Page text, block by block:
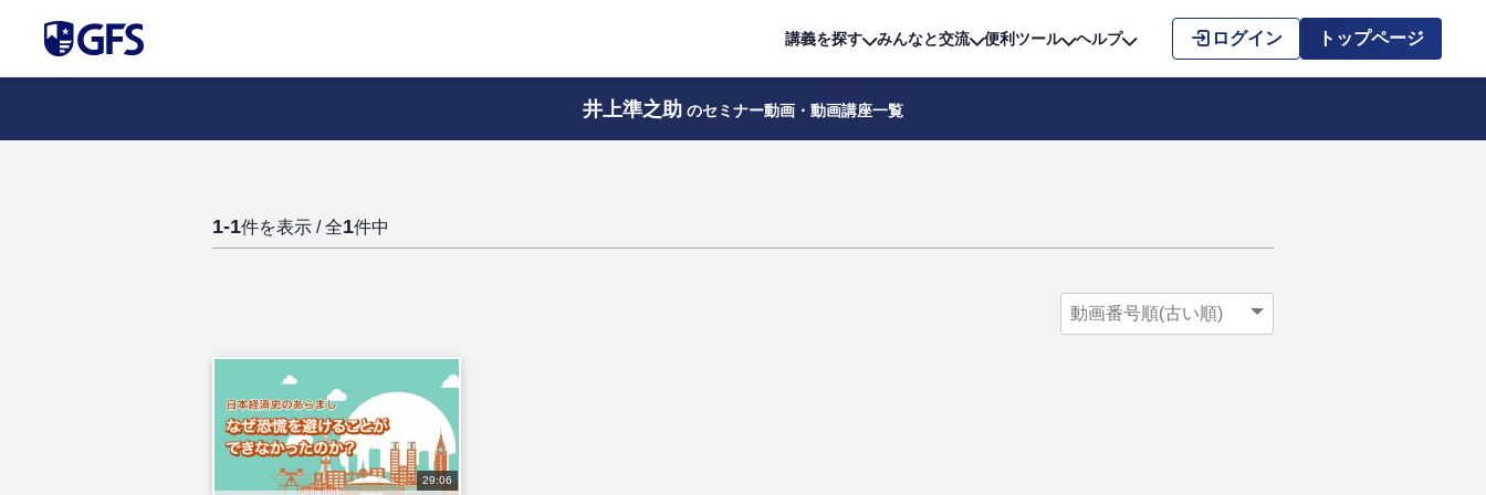
講義を探す みんなと交流 便利ツール ヘルプ ログイン トップページ
井上準之助 のセミナー動画・動画講座一覧
1-1件を表示 / 全1件中
29:06